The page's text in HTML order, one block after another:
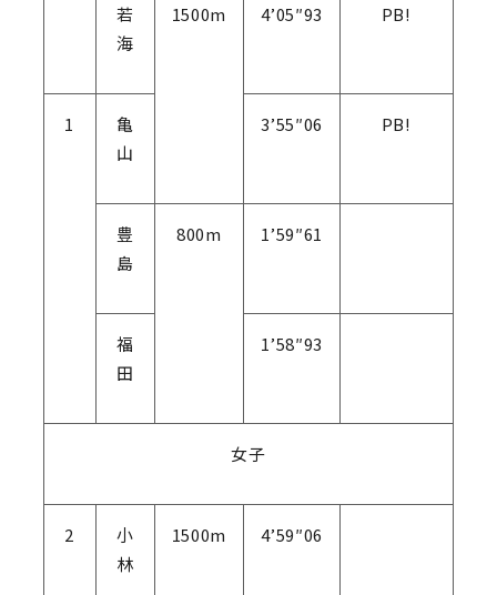
若
海
1500m 4’05″93 PB!
1
亀
山
3’55″06 PB!
豊
島
800m 1’59″61
福
田
1’58″93
女子
2
小
林
1500m 4’59″06